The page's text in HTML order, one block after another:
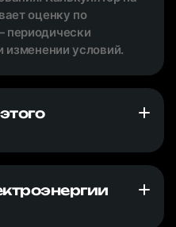
оценку по
изменении условий.